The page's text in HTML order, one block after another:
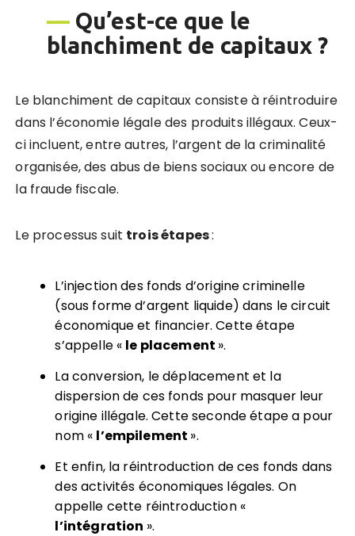
— Qu’est-ce que le
blanchiment de capitaux ?
Le blanchiment de capitaux consiste à réintroduire
dans l’économie légale des produits illégaux. Ceux-
ci incluent, entre autres, l’argent de la criminalité
organisée, des abus de biens sociaux ou encore de
la fraude fiscale.
Le processus suit trois étapes:
L’injection des fonds d’origine criminelle
(sous forme d’argent liquide) dans le circuit
économique et financier. Cette étape
s’appelle « le placement ».
La conversion, le déplacement et la
dispersion de ces fonds pour masquer leur
origine illégale. Cette seconde étape a pour
nom « l’empilement ».
Et enfin, la réintroduction de ces fonds dans
des activités économiques légales. On
appelle cette réintroduction «
l’intégration ».